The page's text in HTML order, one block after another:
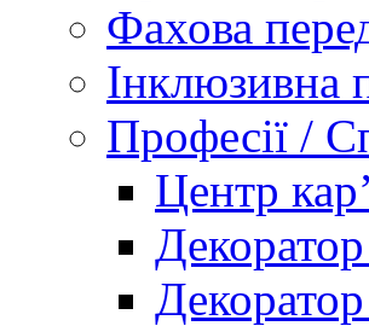
Фахова
Інклюзивна
Професії /
Центр